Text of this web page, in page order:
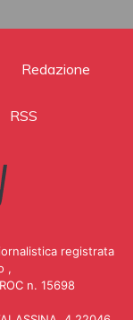
Redazione
RSS
registrata
,
n. 15698